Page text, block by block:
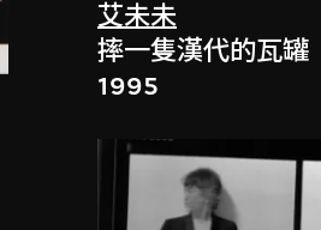
艾未未
摔一隻漢代的瓦罐
1995